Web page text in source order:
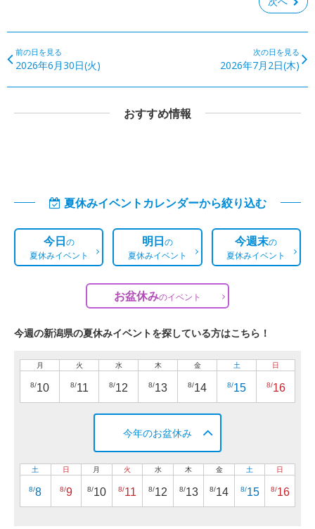
前の日を見る
2026年6月30日(火)
次の日を見る
2026年7月2日(木)
おすすめ情報
夏休みイベントカレンダーから絞り込む
今日の
夏休みイベント
明日の
夏休みイベント
今週末の
夏休みイベント
お盆休みのイベント
今週の新潟県の夏休みイベントを探している方はこちら！
月
8/10
火
8/11
水
8/12
木
8/13
金
8/14
土
8/15
日
8/16
今年のお盆休み
土
8/8
日
8/9
月
8/10
火
8/11
水
8/12
木
8/13
金
8/14
土
8/15
日
8/16